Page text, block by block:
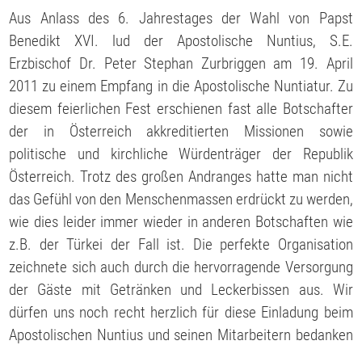
Aus Anlass des 6. Jahrestages der Wahl von Papst
Benedikt XVI. lud der Apostolische Nuntius, S.E.
Erzbischof Dr. Peter Stephan Zurbriggen am 19. April
2011 zu einem Empfang in die Apostolische Nuntiatur. Zu
diesem feierlichen Fest erschienen fast alle Botschafter
der in Österreich akkreditierten Missionen sowie
politische und kirchliche Würdenträger der Republik
Österreich. Trotz des großen Andranges hatte man nicht
das Gefühl von den Menschenmassen erdrückt zu werden,
wie dies leider immer wieder in anderen Botschaften wie
z.B. der Türkei der Fall ist. Die perfekte Organisation
zeichnete sich auch durch die hervorragende Versorgung
der Gäste mit Getränken und Leckerbissen aus. Wir
dürfen uns noch recht herzlich für diese Einladung beim
Apostolischen Nuntius und seinen Mitarbeitern bedanken